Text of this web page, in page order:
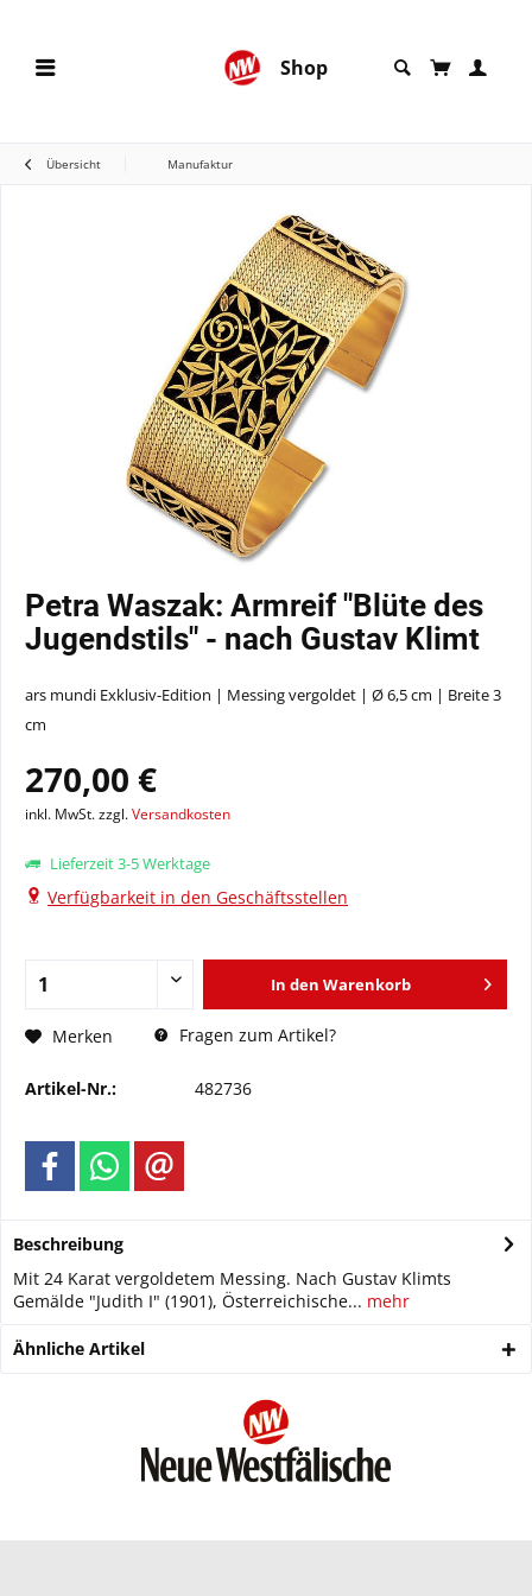
Shop
Übersicht Manufaktur
Petra Waszak: Armreif "Blüte des
Jugendstils" - nach Gustav Klimt
ars mundi Exklusiv-Edition | Messing vergoldet | Ø 6,5 cm | Breite 3
cm
270,00 €
inkl. MwSt. zzgl.Versandkosten
Lieferzeit 3-5 Werktage
Verfügbarkeit in den Geschäftsstellen
In den Warenkorb
Merken Fragen zum Artikel?
Artikel-Nr.: 482736
Beschreibung
Mit 24 Karat vergoldetem Messing. Nach Gustav Klimts
Gemälde "Judith I" (1901), Österreichische... mehr
Ähnliche Artikel